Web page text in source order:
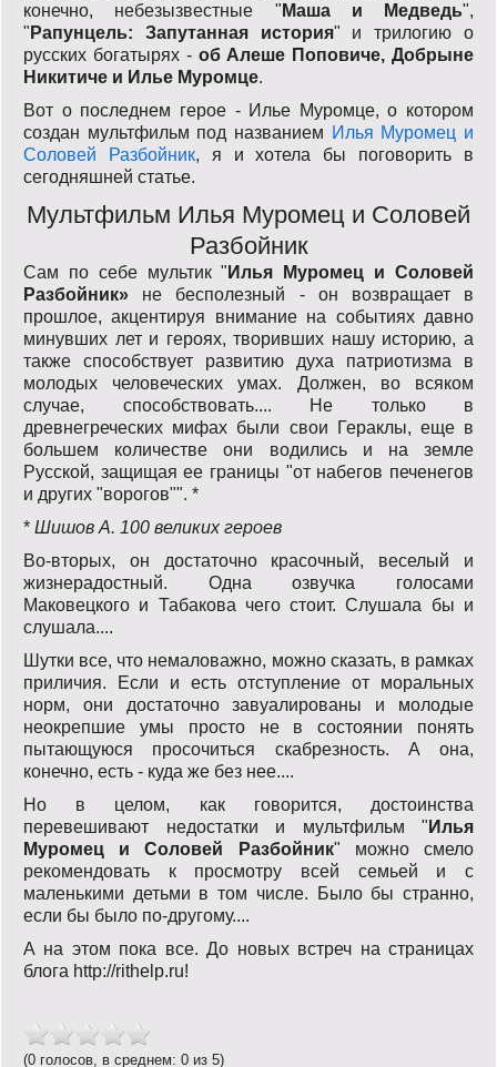
конечно, небезызвестные " Маша и Медведь",
" Рапунцель: Запутанная история" и трилогию о
русских богатырях - об Алеше Поповиче, Добрыне
Никитиче и Илье Муромце.
Вот о последнем герое - Илье Муромце, о котором
создан мультфильм под названием Илья Муромец и
Соловей Разбойник, я и хотела бы поговорить в
сегодняшней статье.
Мультфильм Илья Муромец и Соловей
Разбойник
Сам по себе мультик " Илья Муромец и Соловей
Разбойник» не бесполезный - он возвращает в
прошлое, акцентируя внимание на событиях давно
минувших лет и героях, творивших нашу историю, а
также способствует развитию духа патриотизма в
молодых человеческих умах. Должен, во всяком
случае, способствовать.... Не только в
древнегреческих мифах были свои Гераклы, еще в
большем количестве они водились и на земле
Русской, защищая ее границы "от набегов печенегов
и других "ворогов"". *
* Шишов А. 100 великих героев
Во-вторых, он достаточно красочный, веселый и
жизнерадостный. Одна озвучка голосами
Маковецкого и Табакова чего стоит. Слушала бы и
слушала....
Шутки все, что немаловажно, можно сказать, в рамках
приличия. Если и есть отступление от моральных
норм, они достаточно завуалированы и молодые
неокрепшие умы просто не в состоянии понять
пытающуюся просочиться скабрезность. А она,
конечно, есть - куда же без нее....
Но в целом, как говорится, достоинства
перевешивают недостатки и мультфильм " Илья
Муромец и Соловей Разбойник" можно смело
рекомендовать к просмотру всей семьей и с
маленькими детьми в том числе. Было бы странно,
если бы было по-другому....
А на этом пока все. До новых встреч на страницах
блога http://rithelp.ru!
(0 голосов, в среднем: 0 из 5)